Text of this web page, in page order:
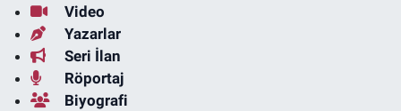
Video
Yazarlar
Seri İlan
Röportaj
Biyografi